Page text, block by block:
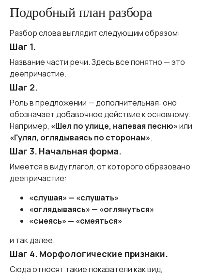
Подробный план разбора
Разбор слова выглядит следующим образом:
Шаг 1.
Название части речи. Здесь все понятно — это
деепричастие.
Шаг 2.
Роль в предложении — дополнительная: оно
обозначает добавочное действие к основному.
Например, «Шел по улице, напевая песню»или
«Гулял, оглядываясь по сторонам».
Шаг 3. Начальная форма.
Имеется в виду глагол, от которого образовано
деепричастие:
«слушая» — «слушать»
«оглядываясь» — «оглянуться»
«смеясь» — «смеяться»
и так далее.
Шаг 4. Морфологические признаки.
Сюда относят такие показатели как вид,